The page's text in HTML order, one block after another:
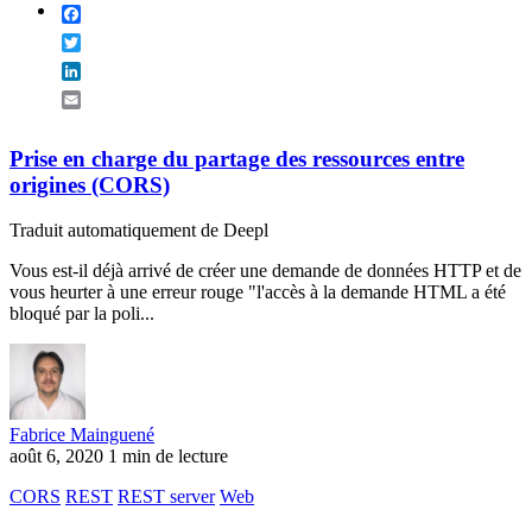
Prise en charge du partage des ressources entre
origines (CORS)
Traduit automatiquement de Deepl
Vous est-il déjà arrivé de créer une demande de données HTTP et de
vous heurter à une erreur rouge "l'accès à la demande HTML a été
bloqué par la poli...
Fabrice Mainguené
août 6, 2020 1 min de lecture
CORS REST REST server Web